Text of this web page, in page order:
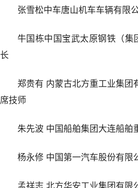
张雪松中车唐山机车车辆有限
牛国栋中国宝武太原钢铁（
长
郑贵有 内蒙古北方重工业集团
席技师
朱先波 中国船舶集团大连船舶
杨永修 中国第一汽车股份有限
孟祥志 北方华安工业集团有限